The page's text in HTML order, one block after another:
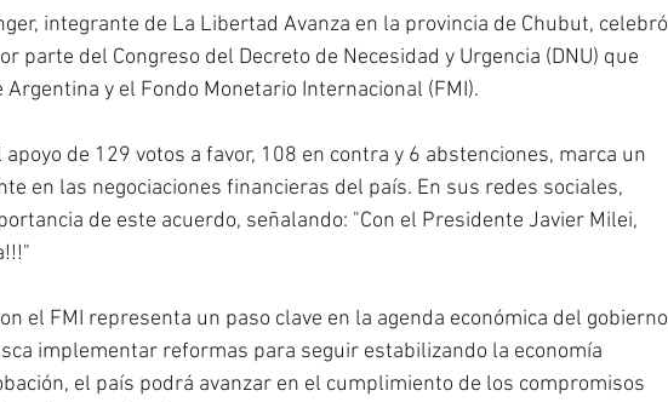
integrante de La Libertad Avanza en la provincia de Chubut, celebró
parte del Congreso del Decreto de Necesidad y Urgencia (DNU) que
y el Fondo Monetario Internacional (FMI).
apoyo de 129 votos a favor, 108 en contra y 6 abstenciones, marca un
en las negociaciones financieras del país. En sus redes sociales,
de este acuerdo, señalando: "Con el Presidente Javier Milei,
el FMI representa un paso clave en la agenda económica del gobierno
implementar reformas para seguir estabilizando la economía
el país podrá avanzar en el cumplimiento de los compromisos